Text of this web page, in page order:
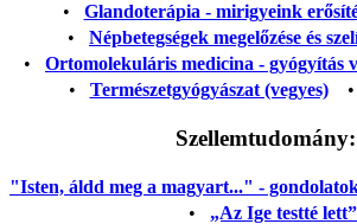
• Glandoterápia - mirigyeink
• Népbetegségek megelőzése és
• Ortomolekuláris medicina - gyógyítás
• Természetgyógyászat (vegyes)•
Szellemtudomány:
"Isten, áldd meg a magyart..." -
• „Az Ige testté lett”